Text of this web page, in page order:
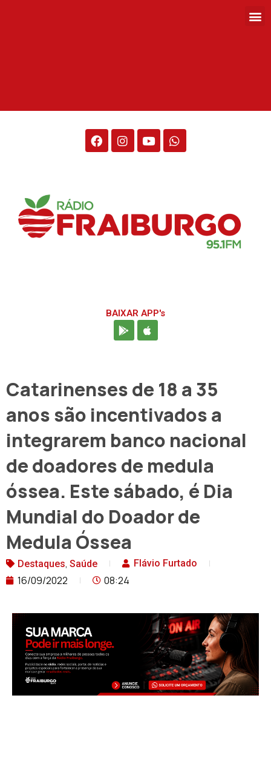
BAIXAR APP's
Catarinenses de 18 a 35
anos são incentivados a
integrarem banco nacional
de doadores de medula
óssea. Este sábado, é Dia
Mundial do Doador de
Medula Óssea
Destaques, Saúde Flávio Furtado
16/09/2022 08:24